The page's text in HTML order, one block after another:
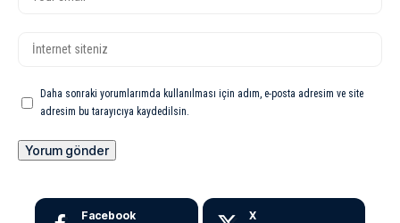
Daha sonraki yorumlarımda kullanılması için adım, e-posta adresim ve site
adresim bu tarayıcıya kaydedilsin.
Facebook X